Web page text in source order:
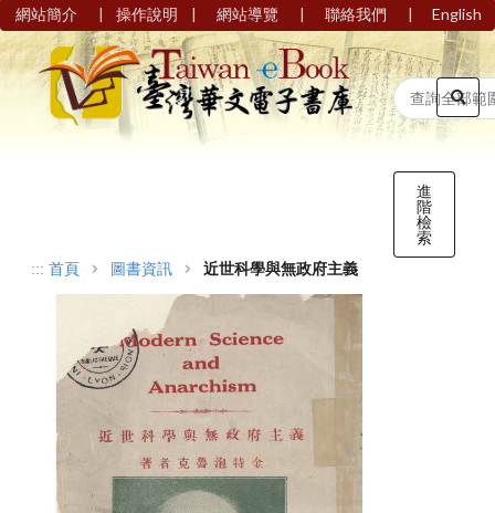
網站簡介 | 操作說明 | 網站導覽 | 聯絡我們 | English
進
階
檢
索
::: 首頁 圖書資訊 近世科學與無政府主義